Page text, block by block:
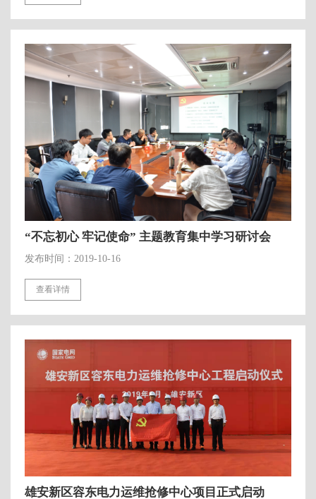
“不忘初心 牢记使命” 主题教育集中学习研讨会
发布时间：2019-10-16
查看详情
雄安新区容东电力运维抢修中心项目正式启动